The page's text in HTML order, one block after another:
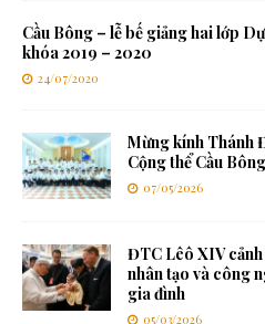
Cầu Bông – lễ bế giảng hai lớp
khóa 2019 – 2020
24/07/2020
Mừng kính Thánh
Cộng thể Cầu Bông
07/05/2026
ĐTC Lêô XIV
nhân tạo và công
gia đình
05/03/2026